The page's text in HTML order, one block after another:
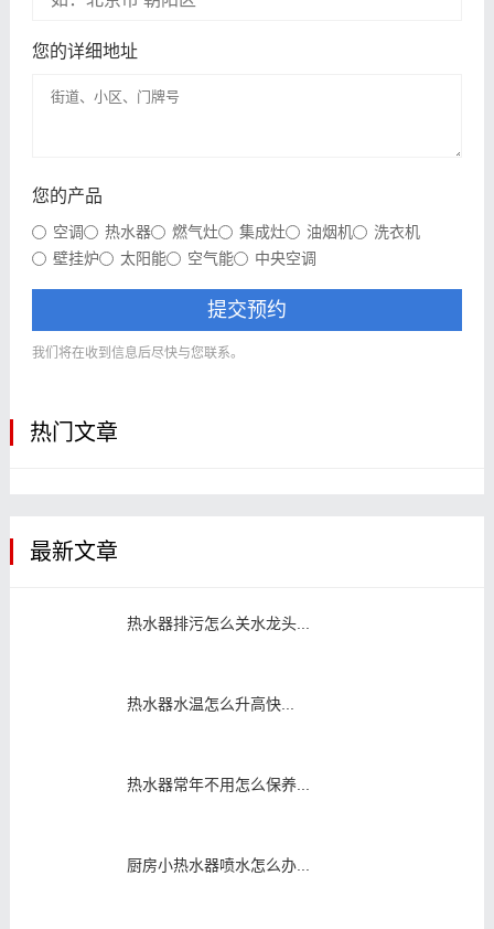
您的详细地址
您的产品
空调 热水器 燃气灶 集成灶 油烟机
洗衣机
壁挂炉
太阳能 空气能 中央空调
提交预约
我们将在收到信息后尽快与您联系。
热门文章
最新文章
热水器排污怎么关水龙头...
热水器水温怎么升高快...
热水器常年不用怎么保养...
厨房小热水器喷水怎么办...